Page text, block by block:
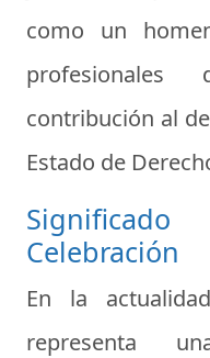
como un
contribución al
Estado de
Celebración
En la
representa